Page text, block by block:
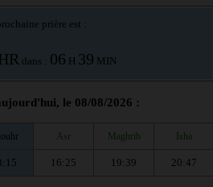
prière est :
dans : 06 H 39 MIN
le 08/08/2026 :
Asr Maghrib Isha
16:25 19:39 20:47